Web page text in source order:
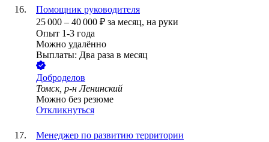
Помощник руководителя
25 000 – 40 000 ₽ за месяц, на руки
Опыт 1-3 года
Можно удалённо
Выплаты: Два раза в месяц
Доброделов
Томск, р-н Ленинский
Можно без резюме
Откликнуться
Менеджер по развитию территории